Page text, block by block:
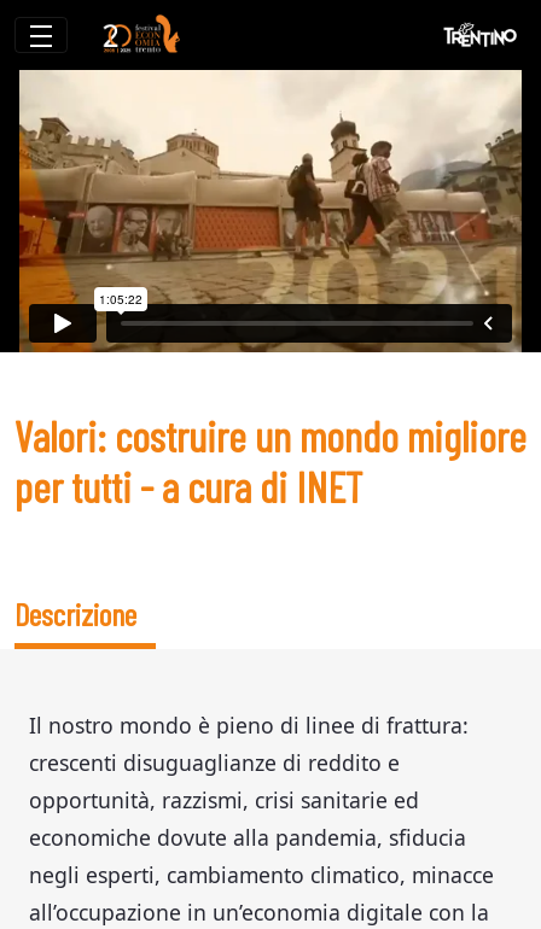
Valori: costruire un mondo migliore per
Valori: costruire un mondo migliore
per tutti - a cura di INET
Descrizione
Il nostro mondo è pieno di linee di frattura:
crescenti disuguaglianze di reddito e
opportunità, razzismi, crisi sanitarie ed
economiche dovute alla pandemia, sfiducia
negli esperti, cambiamento climatico, minacce
all’occupazione in un’economia digitale con la